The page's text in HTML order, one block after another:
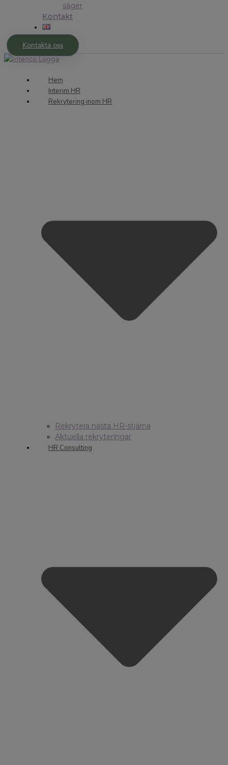
säger
Kontakt
Kontakta oss
Hem
Interim HR
Rekrytering inom HR
Rekrytera nästa HR-stjärna
Aktuella rekryteringar
HR Consulting